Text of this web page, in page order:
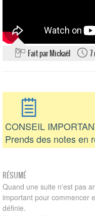
Fait par Mickaël 7
CONSEIL
Prends des notes en
RÉSUMÉ
Quand une suite n'est pas
important pour commencer
définie.